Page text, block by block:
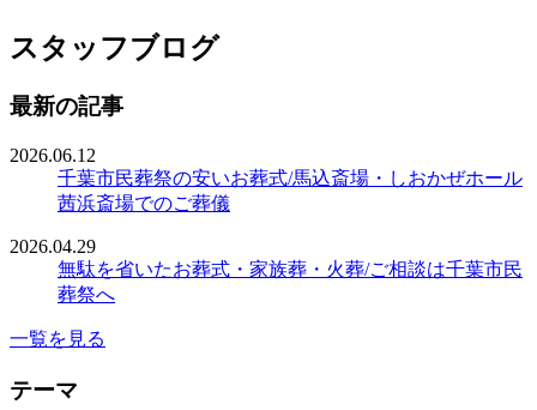
スタッフブログ
最新の記事
2026.06.12
千葉市民葬祭の安いお葬式/馬込斎場・しおかぜホール
茜浜斎場でのご葬儀
2026.04.29
無駄を省いたお葬式・家族葬・火葬/ご相談は千葉市民
葬祭へ
一覧を見る
テーマ